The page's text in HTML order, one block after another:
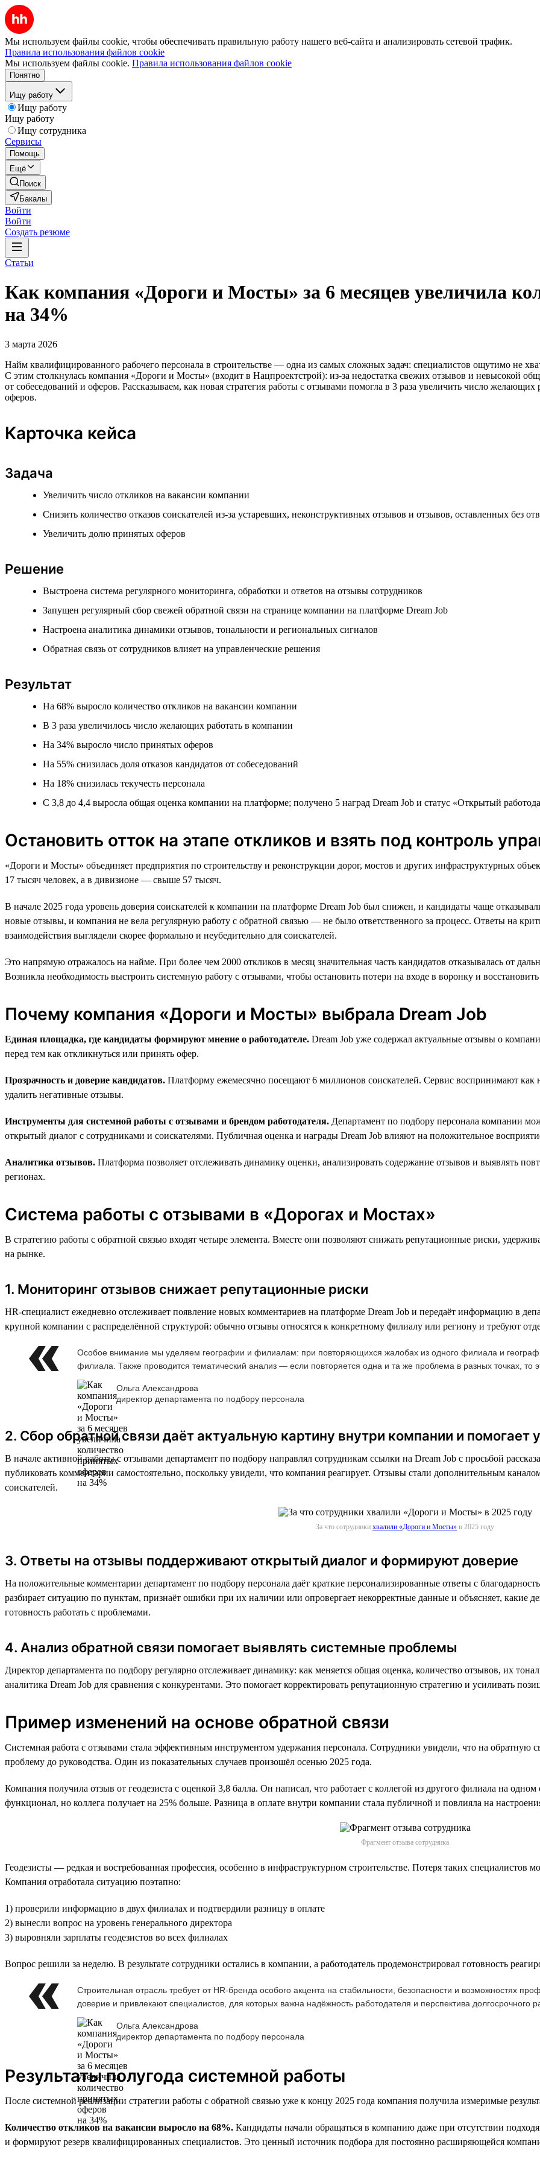
Мы используем файлы cookie, чтобы обеспечивать правильную работу нашего веб-сайта и анализировать сетевой трафик.
Правила использования файлов cookie
Мы используем файлы cookie. Правила использования файлов cookie
Понятно
Ищу работу
Ищу работу
Ищу работу
Ищу сотрудника
Сервисы
Помощь
Ещё
Поиск
Бакалы
Войти
Войти
Создать резюме
Статьи
Как компания «Дороги и Мосты» за 6 месяцев увеличила
на 34%
3 марта 2026
Найм квалифицированного рабочего персонала в строительстве — одна из самых сложных задач: специалистов ощутимо не
С этим столкнулась компания «Дороги и Мосты» (входит в Нацпроектстрой): из-за недостатка свежих отзывов и невысокой
от собеседований и оферов. Рассказываем, как новая стратегия работы с отзывами помогла в 3 раза увеличить число
оферов.
Карточка кейса
Задача
Увеличить число откликов на вакансии компании
Снизить количество отказов соискателей из-за устаревших, неконструктивных отзывов и отзывов, оставленных без
Увеличить долю принятых оферов
Решение
Выстроена система регулярного мониторинга, обработки и ответов на отзывы сотрудников
Запущен регулярный сбор свежей обратной связи на странице компании на платформе Dream Job
Настроена аналитика динамики отзывов, тональности и региональных сигналов
Обратная связь от сотрудников влияет на управленческие решения
Результат
На 68% выросло количество откликов на вакансии компании
В 3 раза увеличилось число желающих работать в компании
На 34% выросло число принятых оферов
На 55% снизилась доля отказов кандидатов от собеседований
На 18% снизилась текучесть персонала
С 3,8 до 4,4 выросла общая оценка компании на платформе; получено 5 наград Dream Job и статус «Открытый
Остановить отток на этапе откликов и взять под контроль
«Дороги и Мосты» объединяет предприятия по строительству и реконструкции дорог, мостов и других инфраструктурных
17 тысяч человек, а в дивизионе — свыше 57 тысяч.
В начале 2025 года уровень доверия соискателей к компании на платформе Dream Job был снижен, и кандидаты чаще
новые отзывы, и компания не вела регулярную работу с обратной связью — не было ответственного за процесс. Ответы на
взаимодействия выглядели скорее формально и неубедительно для соискателей.
Это напрямую отражалось на найме. При более чем 2000 откликов в месяц значительная часть кандидатов отказывалась от
Возникла необходимость выстроить системную работу с отзывами, чтобы остановить потери на входе в воронку и
Почему компания «Дороги и Мосты» выбрала Dream Job
Единая площадка, где кандидаты формируют мнение о работодателе. Dream Job уже содержал актуальные отзывы о
перед тем как откликнуться или принять офер.
Прозрачность и доверие кандидатов. Платформу ежемесячно посещают 6 миллионов соискателей. Сервис воспринимают как
удалить негативные отзывы.
Инструменты для системной работы с отзывами и брендом работодателя. Департамент по подбору персонала компании
открытый диалог с сотрудниками и соискателями. Публичная оценка и награды Dream Job влияют на положительное
Аналитика отзывов. Платформа позволяет отслеживать динамику оценки, анализировать содержание отзывов и выявлять
регионах.
Система работы с отзывами в «Дорогах и Мостах»
В стратегию работы с обратной связью входят четыре элемента. Вместе они позволяют снижать репутационные риски,
на рынке.
1. Мониторинг отзывов снижает репутационные риски
HR-специалист ежедневно отслеживает появление новых комментариев на платформе Dream Job и передаёт информацию в
крупной компании с распределённой структурой: обычно отзывы относятся к конкретному филиалу или региону и требуют
Особое внимание мы уделяем географии и филиалам: при повторяющихся жалобах из одного филиала и
филиала. Также проводится тематический анализ — если повторяется одна и та же проблема в разных точках, то
Ольга Александрова
директор департамента по подбору персонала
2. Сбор обратной связи даёт актуальную картину внутри компании и помогает
В начале активной работы с отзывами департамент по подбору направлял сотрудникам ссылки на Dream Job с просьбой
публиковать комментарии самостоятельно, поскольку увидели, что компания реагирует. Отзывы стали дополнительным
соискателей.
За что сотрудники хвалили «Дороги и Мосты» в 2025 году
3. Ответы на отзывы поддерживают открытый диалог и формируют доверие
На положительные комментарии департамент по подбору персонала даёт краткие персонализированные ответы с
разбирает ситуацию по пунктам, признаёт ошибки при их наличии или опровергает некорректные данные и объясняет, какие
готовность работать с проблемами.
4. Анализ обратной связи помогает выявлять системные проблемы
Директор департамента по подбору регулярно отслеживает динамику: как меняется общая оценка, количество отзывов, их
аналитика Dream Job для сравнения с конкурентами. Это помогает корректировать репутационную стратегию и усиливать
Пример изменений на основе обратной связи
Системная работа с отзывами стала эффективным инструментом удержания персонала. Сотрудники увидели, что на обратную
проблему до руководства. Один из показательных случаев произошёл осенью 2025 года.
Компания получила отзыв от геодезиста с оценкой 3,8 балла. Он написал, что работает с коллегой из другого филиала на
функционал, но коллега получает на 25% больше. Разница в оплате внутри компании стала публичной и повлияла на
Фрагмент отзыва сотрудника
Геодезисты — редкая и востребованная профессия, особенно в инфраструктурном строительстве. Потеря таких специалистов
Компания отработала ситуацию поэтапно:
1) проверили информацию в двух филиалах и подтвердили разницу в оплате
2) вынесли вопрос на уровень генерального директора
3) выровняли зарплаты геодезистов во всех филиалах
Вопрос решили за неделю. В результате сотрудники остались в компании, а работодатель продемонстрировал готовность
Строительная отрасль требует от HR-бренда особого акцента на стабильности, безопасности и возможностях
доверие и привлекают специалистов, для которых важна надёжность работодателя и перспектива долгосрочного
Ольга Александрова
директор департамента по подбору персонала
Результаты полугода системной работы
После системной реализации стратегии работы с обратной связью уже к концу 2025 года компания получила измеримые
Количество откликов на вакансии выросло на 68%. Кандидаты начали обращаться в компанию даже при отсутствии
и формируют резерв квалифицированных специалистов. Это ценный источник подбора для постоянно расширяющейся